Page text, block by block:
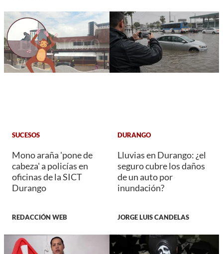
SUCESOS
Mono araña 'pone de
cabeza' a policías en
oficinas de la SICT
Durango
REDACCIÓN WEB
DURANGO
Lluvias en Durango: ¿el
seguro cubre los daños
de un auto por
inundación?
JORGE LUIS CANDELAS